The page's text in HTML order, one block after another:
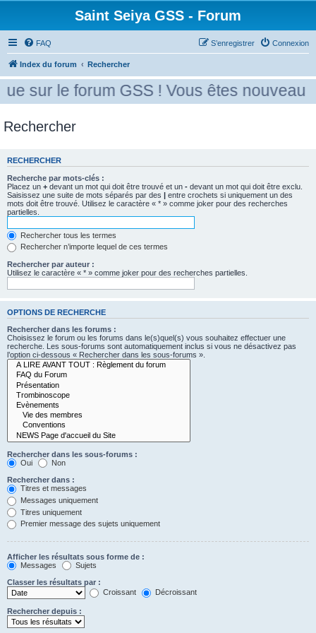
Saint Seiya GSS - Forum
FAQ Connexion
S’enregistrer
Index du forum Rechercher
sur le forum GSS ! Vous êtes nouveau
Rechercher
RECHERCHER
Recherche par mots-clés :
Placez un + devant un mot qui doit être trouvé et un - devant un mot qui doit être exclu.
Saisissez une suite de mots séparés par des | entre crochets si uniquement un des
mots doit être trouvé. Utilisez le caractère « * » comme joker pour des recherches
partielles.
Rechercher tous les termes
Rechercher n’importe lequel de ces termes
Rechercher par auteur :
Utilisez le caractère « * » comme joker pour des recherches partielles.
OPTIONS DE RECHERCHE
Rechercher dans les forums :
Choisissez le forum ou les forums dans le(s)quel(s) vous souhaitez effectuer une
recherche. Les sous-forums sont automatiquement inclus si vous ne désactivez pas
l’option ci-dessous « Rechercher dans les sous-forums ».
Rechercher dans les sous-forums :
Oui
Non
Rechercher dans :
Titres et messages
Messages uniquement
Titres uniquement
Premier message des sujets uniquement
Afficher les résultats sous forme de :
Messages
Sujets
Classer les résultats par :
Croissant
Décroissant
Rechercher depuis :